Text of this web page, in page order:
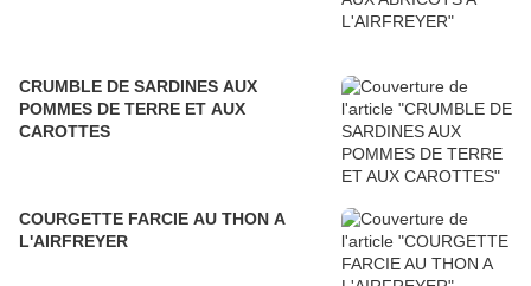
CRUMBLE DE SARDINES AUX
POMMES DE TERRE ET AUX
CAROTTES
COURGETTE FARCIE AU THON A
L'AIRFREYER